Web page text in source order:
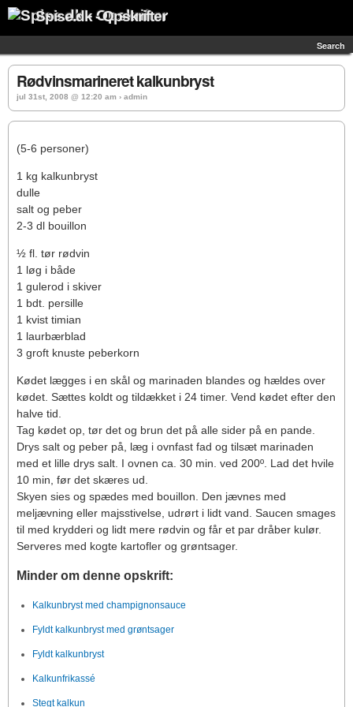
Spise.dk - Opskrifter
Search
Rødvinsmarineret kalkunbryst
jul 31st, 2008 @ 12:20 am › admin
(5-6 personer)
1 kg kalkunbryst
dulle
salt og peber
2-3 dl bouillon
½ fl. tør rødvin
1 løg i både
1 gulerod i skiver
1 bdt. persille
1 kvist timian
1 laurbærblad
3 groft knuste peberkorn
Kødet lægges i en skål og marinaden blandes og hældes over
kødet. Sættes koldt og tildækket i 24 timer. Vend kødet efter den
halve tid.
Tag kødet op, tør det og brun det på alle sider på en pande.
Drys salt og peber på, læg i ovnfast fad og tilsæt marinaden
med et lille drys salt. I ovnen ca. 30 min. ved 200º. Lad det hvile
10 min, før det skæres ud.
Skyen sies og spædes med bouillon. Den jævnes med
meljævning eller majsstivelse, udrørt i lidt vand. Saucen smages
til med krydderi og lidt mere rødvin og får et par dråber kulør.
Serveres med kogte kartofler og grøntsager.
Minder om denne opskrift:
Kalkunbryst med champignonsauce
Fyldt kalkunbryst med grøntsager
Fyldt kalkunbryst
Kalkunfrikassé
Stegt kalkun